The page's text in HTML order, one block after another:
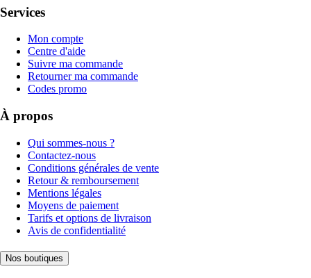
Services
Mon compte
Centre d'aide
Suivre ma commande
Retourner ma commande
Codes promo
À propos
Qui sommes-nous ?
Contactez-nous
Conditions générales de vente
Retour & remboursement
Mentions légales
Moyens de paiement
Tarifs et options de livraison
Avis de confidentialité
Nos boutiques